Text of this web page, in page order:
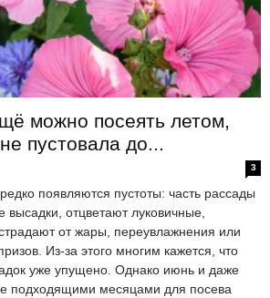
можно посеять летом,
пустовала до...
3
появляются пустоты: часть рассады
высадки, отцветают луковичные,
от жары, переувлажнения или
Из-за этого многим кажется, что
уже упущено. Однако июнь и даже
подходящими месяцами для посева